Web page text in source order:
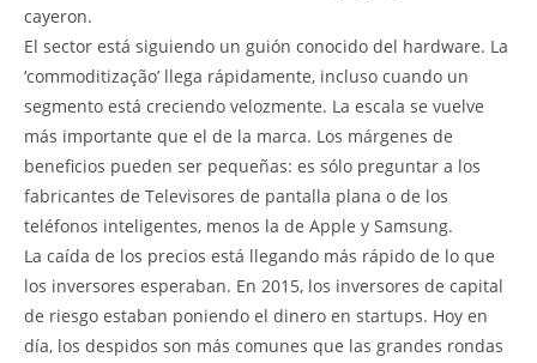
cayeron.
El sector está siguiendo un guión conocido del hardware. La
‘commoditização’ llega rápidamente, incluso cuando un
segmento está creciendo velozmente. La escala se vuelve
más importante que el de la marca. Los márgenes de
beneficios pueden ser pequeñas: es sólo preguntar a los
fabricantes de Televisores de pantalla plana o de los
teléfonos inteligentes, menos la de Apple y Samsung.
La caída de los precios está llegando más rápido de lo que
los inversores esperaban. En 2015, los inversores de capital
de riesgo estaban poniendo el dinero en startups. Hoy en
día, los despidos son más comunes que las grandes rondas